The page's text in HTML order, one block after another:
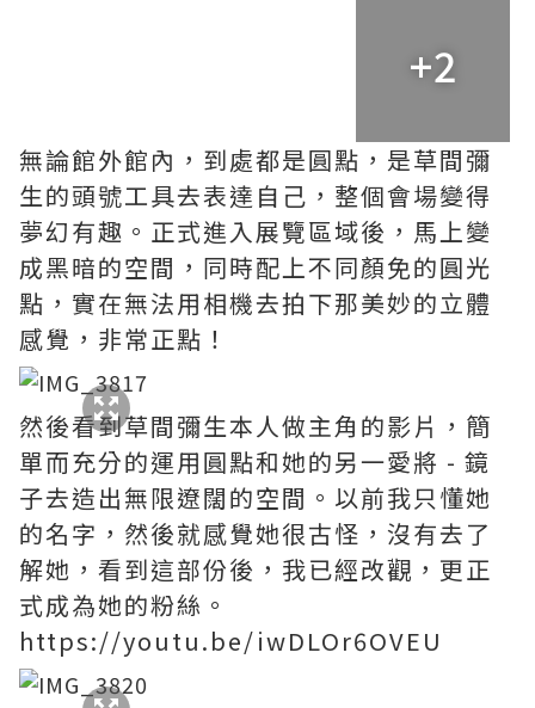
+2
無論館外館內，到處都是圓點，是草間彌
生的頭號工具去表達自己，整個會場變得
夢幻有趣。正式進入展覽區域後，馬上變
成黑暗的空間，同時配上不同顏免的圓光
點，實在無法用相機去拍下那美妙的立體
感覺，非常正點！
然後看到草間彌生本人做主角的影片，簡
單而充分的運用圓點和她的另一愛將 - 鏡
子去造出無限遼闊的空間。以前我只懂她
的名字，然後就感覺她很古怪，沒有去了
解她，看到這部份後，我已經改觀，更正
式成為她的粉絲。
https://youtu.be/iwDLOr6OVEU